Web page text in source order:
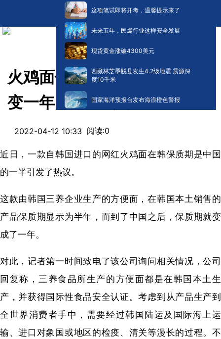
这项笔试即将开考，温馨提示来了
未来五年，民爆行业这样安全发展
现货黄金涨破4300美元
西藏林芝墨脱县发生4.2级地震 震源深
度10千米
国家海洋预报台发布海浪橙色警报
火鸡面保质期在韩6个月在华
变一年，韩国公司回应......
2022-04-12 10:33 阅读:0
近日，一款自韩国进口的网红火鸡面在韩保质期是中国
的一半引发了热议。
这款由韩国三养企业生产的方便面，在韩国本土销售的
产品保质期显示为半年，而到了中国之后，保质期就变
成了一年。
对此，记者第一时间致电了该公司询问相关情况，公司
回复称，三养食品所生产的方便面都是在韩国本土生
产，并获得国际性食品安全认证。考虑到从产品生产到
全世界消费者手中，需要经过韩国陆运及国际海上运
输、进口对象国或地区的检疫、清关等漫长的过程。不